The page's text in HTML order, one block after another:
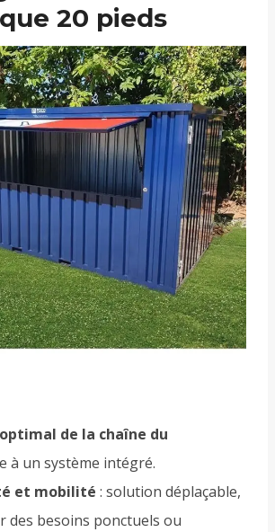
20 pieds
de la chaîne du
à un système intégré.
et mobilité : solution déplaçable,
des besoins ponctuels ou